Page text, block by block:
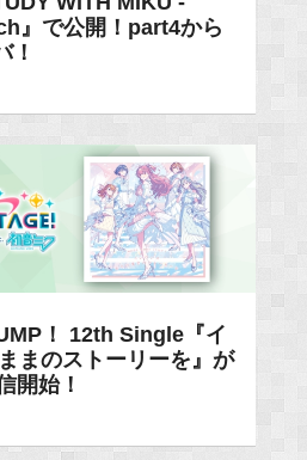
』で公開！part4から
！
！ 12th Single『イ
まのストーリーを』が
開始！